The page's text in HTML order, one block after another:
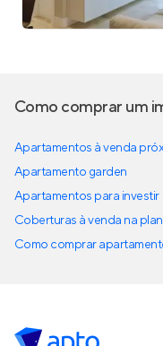
Como comprar um
Apartamentos à venda
Apartamento garden
Apartamentos para investir
Coberturas à venda na
Como comprar